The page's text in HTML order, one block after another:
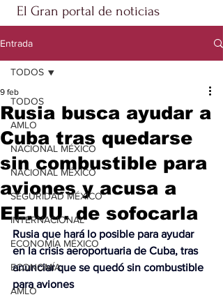
El Gran portal de noticias
Entrada
TODOS
AMLO
NACIONAL MÉXICO
NACIONAL MÉXICO
SEGURIDAD MÉXICO
INTERNACIONAL
ECONOMÍA MÉXICO
ECONOMÍA
AMLO
TODOS
Rusia busca ayudar a
Cuba tras quedarse
sin combustible para
aviones y acusa a
EE.UU. de sofocarla
9 feb
Rusia que hará lo posible para ayudar
en la crisis aeroportuaria de Cuba, tras
anunciar que se quedó sin combustible
para aviones